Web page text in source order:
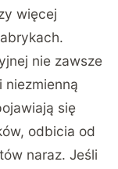
więcej
nie zawsze
niezmienną
się
odbicia od
naraz. Jeśli